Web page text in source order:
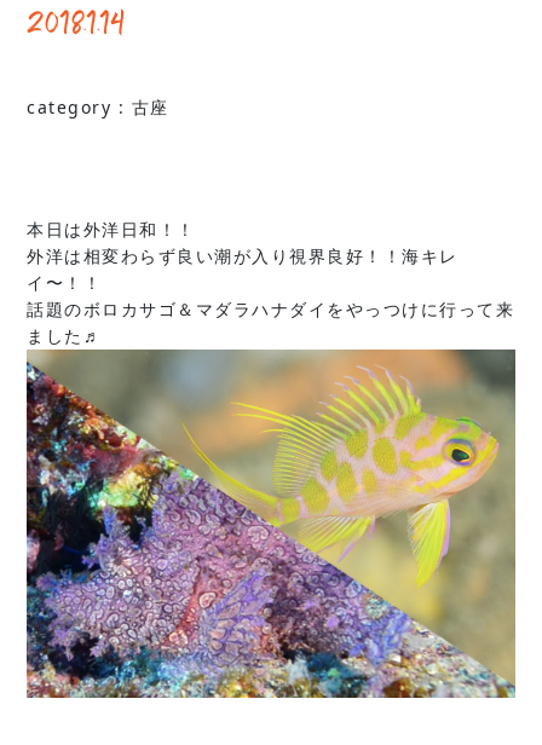
2018.1.14
category : 古座
本日は外洋日和！！
外洋は相変わらず良い潮が入り視界良好！！海キレ
イ〜！！
話題のボロカサゴ＆マダラハナダイをやっつけに行って来
ました♬